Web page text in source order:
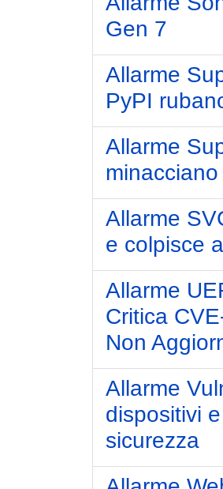
Gen 7
Allarme
PyPI
Allarme
Allarme
e colpisce
Allarme
Critica
Non
Allarme
dispositivi
sicurezza